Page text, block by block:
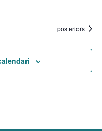
m
e
e
n
t
Esdeveniments
posteriors